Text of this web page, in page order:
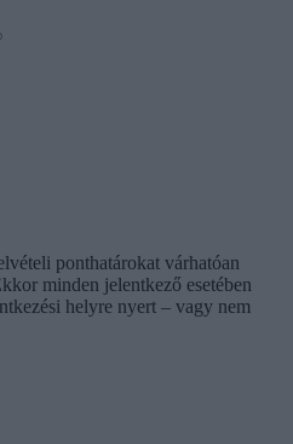
ponthatárokat várhatóan
minden jelentkező esetében
helyre nyert – vagy nem